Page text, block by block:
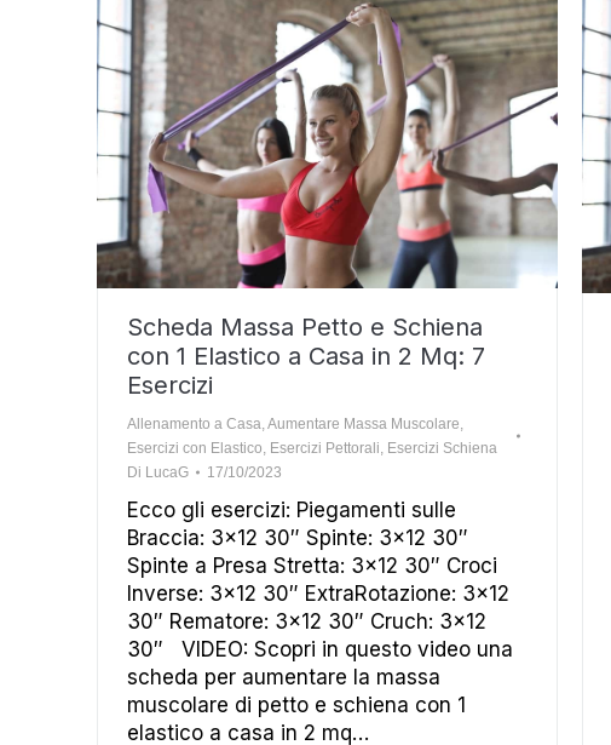
Scheda Massa Petto e Schiena
con 1 Elastico a Casa in 2 Mq: 7
Esercizi
Allenamento a Casa,Aumentare Massa Muscolare,
Esercizi con Elastico, Esercizi Pettorali, Esercizi Schiena
Di LucaG 17/10/2023
Ecco gli esercizi: Piegamenti sulle
Braccia: 3×12 30″ Spinte: 3×12 30″
Spinte a Presa Stretta: 3×12 30″ Croci
Inverse: 3×12 30″ ExtraRotazione: 3×12
30″ Rematore: 3×12 30″ Cruch: 3×12
30″ VIDEO: Scopri in questo video una
scheda per aumentare la massa
muscolare di petto e schiena con 1
elastico a casa in 2 mq…